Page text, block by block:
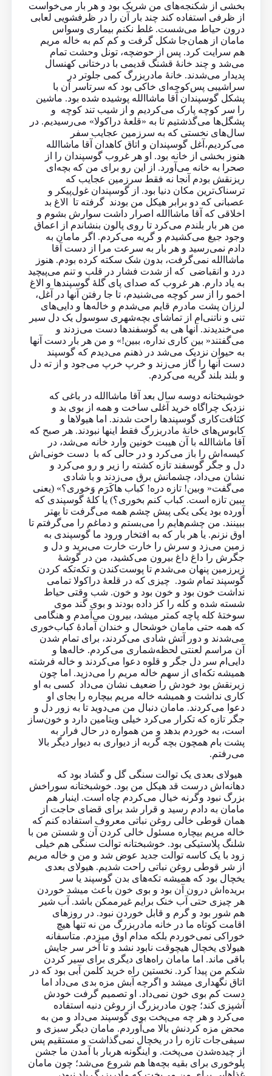
بخشی از شکنجه‌های من شریک بود و هر بار می‌خواست
از ظرفی استفاده کند چند بار آن را در ظرفشویی لعابی
درون حیاط می‌شست. غلط نکنم بیماری وسواس
مامان از همان‌جا شکل گرفت و کم کم به خاله مریم
هم سرایت کرد. پس از حوضچه، تونل وحشت تمام
می‌شد و چند خانهٔ قشنگ قدیمی با درختانی کهنسال
پدیدار می‌شدند. خانهٔ مادربزرگ کمی جلوتر در
سراشیبی پس‌کوچه‌ای خاکی بود که سرتاسر آن با
پشکل گوسپندان آقا ماشاالله پوشیده شده بود. ماشین
را سر کوچه پارک می‌کردیم و از شیب تند کوچه و
پشگل‌‌ها می‌گذشتیم تا به «قلعهٔ دراکولا» می‌رسیدیم. در
سال‌‌های نخستی که به سرزمین عجایب سفر
می‌کردیم،آغل گوسپندان و اتاق کاهدان آقا ماشاالله
هنوز بخشی از خانه بود. او هر غروب گوسپندان را از
صحرا به خانه می‌آورد. از این رو برای من که بچه‌ای
ریزنقش بودم آنجا نه فقط سرزمین عجایب که
ترسناک‌ترین مکان دنیا بود. از گوسپندان غول‌پیکر و
عصبانی که دو برابر هیکل من بودند گرفته تا الاغ بد
اخلاقی که آقا ماشاالله اصرار داشت سوارش بشوم و
من هر بار بلندم می‌کرد تا روی پالون بنشاندم از اعماق
وجود جیغ می‌کشیدم و گریه می‌کردم. اگر مامان به
دادم نمی‌رسید و هر بار به سرعت مرا از دست آقا
ماشاالله نمی‌گرفت، بدون شک سکته کرده بودم. هنوز
درد و انقباضی که از شدت فشار در قلب و تنم می‌پیچید
به یاد دارم. هر غروب که صدای پای گلهٔ گوسپند‌ها و الاغ
اخمو را از سر کوچه می‌شنیدم، تا جا رفتن آنها در آغل،
لرزان پشت مادرم قایم می‌شدم و خاله‌ها و دایی‌های
تنی و ناتنی‌ام از تماشای بچه‌شهری سوسول یک دل سیر
می‌خندیدند. آنها هی به گوسفندها دست می‌زدند و
می‌گفتند« بین کاری نداره، ببین!» و من هر بار دست آنها
به حیوان نزدیک می‌شد در ذهنم می‌دیدم که گوسپند
دست آنها را گاز می‌زند و خرپ خرپ می‌جود و از ته دل
و بلند بلند گریه می‌کردم.
خوشبختانه دو‌سه سال بعد آقا ماشاالله در باغی که
نزدیک چراگاه خرید آغلی ساخت و همه از بوی بد و
کثافت‌کاری گوسپند‌ها راحت شدند. اما هیولاها و
کابوس‌‌های خانهٔ مادربزرگ فقط اینها نبودند. هر صبح که
آقا ماشا‌الله با آن هیبت خونین وارد خانه می‌شد، در
کیسه‌اش را باز می‌کرد و در حالی که با دست خونی‌اش
دل و جگر گوسفند تازه کشته را زیر و رو می‌کرد و
نشان می‌داد، چشمانش برق می‌زدند و با شادی
می‌گفت« وبین! تازه دره! کباب‌ هاکَرَم وَخوری؟» (یعنی
ببین تازه است. کباب کنم بخوری؟) یا کلهٔ گوسپندی که
آورده بود یکی یکی پیش چشم همه می‌گرفت تا بهتر
ببینند. من چشم‌هایم را می‌بستم و دماغم را می‌گرفتم تا
اوق نزنم. یا هر بار که به افتخار ورود ما گوسپندی به
زمین می‌زد و سرش را خارت خارت می‌برید و دل و
جگرش را داغ داغ بیرون می‌کشید، من در گوشهٔ
زیرزمین پنهان می‌شدم تا پوست‌‌کندن و تکه‌تکه کردن
گوسپند تمام شود. چیزی که در قلعهٔ دراکولا تمامی
نداشت خون بود و خون بود و خون. شب وقتی حیاط
شسته شده و کله را کز داده بودند و بوی گند موی
سوختهٔ کله پاچه کمتر میشد، بیرون می‌آمدم و هنگامی
که همه حتی مامان خوشحال و خندان آمادهٔ کباب‌خوری
می‌شدند و دور آتش شادی می‌کردند، برای تمام شدن
آن مراسم لعنتی لحظه‌شماری می‌کردم. خاله‌ها و
دایی‌ام سر دل‌ جگر و قلوه دعوا می‌کردند و خاله فرشته
همیشه تکه‌ای از سهم خاله مریم را می‌دزید. اما چون
زیرنقش بود خودش را ضعیف نشان می‌داد کسی به او
کاری نداشت و همیشه خاله مریم بیچاره را بجای او
دعوا می‌کردند. مامان دنبال من می‌دوید تا به زور دل و
جگر تازه که تکرار می‌کرد خیلی ویتامین دارد و خون‌ساز
است، به خوردم بدهد و من همواره در حال فرار به
پشت بام همچون بچه گربه از دیواری به دیوار دیگر بالا
می‌رفتم.
هیولای بعدی یک توالت سنگی گل و گشاد بود که
دهانه‌اش درست قد هیکل من بود. خوشبختانه سوراخش
بزرگ نبود وگرنه خیال می‌کردم چاه است. اینبار هم
مامان به دادم رسید و قرار شد برای قضای حاجت از
همان قوطی خالی روغن نباتی معروف استفاده کنم که
خاله مریم بیچاره مسئول خالی کردن آن و شستن من با
شلنگ پلاستیکی بود. خوشبختانه توالت سنگی هم خیلی
زود با یک کاسه توالت جدید عوض شد و من و خاله مریم
از شر قوطی روغن نباتی راحت شدیم. هیولای بعدی
یخچال بود که همیشه تکه‌های بدن گوسپند یا سر
بریده‌اش درون آن بود و بوی خون باعث میشد خوردن
هر چیزی حتی آب خنک برایم غیرممکن باشد. آب شیر
هم شور بود و گرم و قابل خوردن نبود. در روزهای
اقامت کوتاه ما در خانه مادربزرگ من نه تنها هیچ
خوراکی نمی‌خوردم بلکه مدام اوق میزدم. متاسفانه
هیولای یخچال هیچوقت نابود نشد و تا آخر سر جایش
باقی ماند. اما مامان راه‌های دیگری برای سیر کردن
شکم من پیدا کرد. نخستین راه خرید کلمن آبی بود که در
اتاق نگهداری میشد و اگرچه آبش مزه بدی می‌داد اما
دست کم بوی خون نمی‌داد. او تصمیم گرفت خودش
آشپزی کند؛ چون مادربزرگ از روغن دنبه استفاده
می‌کرد و هر چه می‌پخت بوی گوسپند می‌داد و من به
محض مزه کردنش بالا می‌آوردم. مامان دیگر سبزی و
سیفی‌جات تازه را در یخچال نمی‌گذاشت و‌ مستقیم پس
از چیده‌شدن می‌‌پخت. و اینگونه هربار با آمدن ما جشن
پلوخوری برای بقیه بچه‌ها هم شروع می‌شد؛ چون مامان